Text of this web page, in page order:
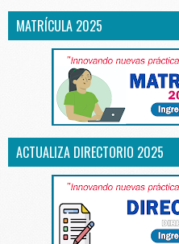
MATRÍCULA 2025
ACTUALIZA DIRECTORIO 2025